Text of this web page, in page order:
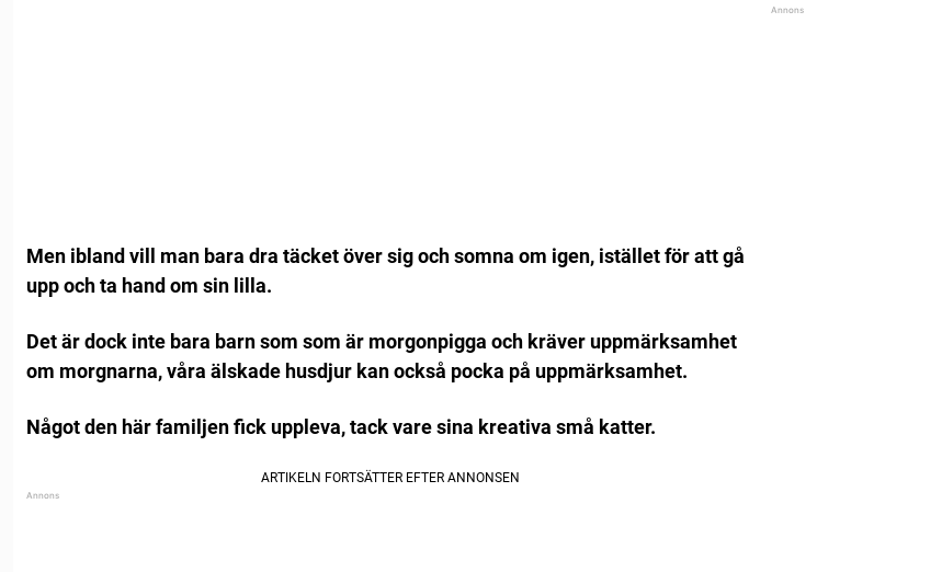
Men ibland vill man bara dra täcket över sig och somna om igen, istället för att gå
upp och ta hand om sin lilla.
Det är dock inte bara barn som som är morgonpigga och kräver uppmärksamhet
om morgnarna, våra älskade husdjur kan också pocka på uppmärksamhet.
Något den här familjen fick uppleva, tack vare sina kreativa små katter.